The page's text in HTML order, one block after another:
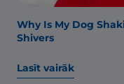
Why Is My Dog
Shivers
Lasīt vairāk